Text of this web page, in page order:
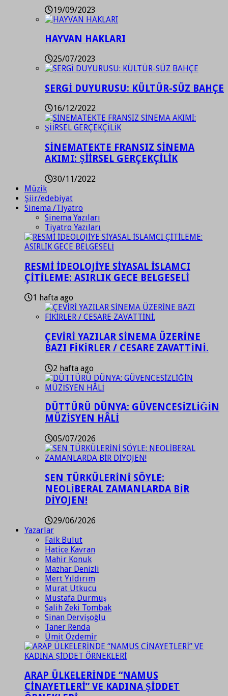
19/09/2023
HAYVAN HAKLARI
25/07/2023
SERGİ DUYURUSU: KÜLTÜR-SÜZ BAHÇE
16/12/2022
SİNEMATEKTE FRANSIZ SİNEMA
AKIMI: ŞİİRSEL GERÇEKÇİLİK
30/11/2022
Müzik
Şiir/edebiyat
Sinema /Tiyatro
Sinema Yazıları
Tiyatro Yazıları
RESMİ İDEOLOJİYE SİYASAL İSLAMCI
ÇİTİLEME: ASIRLIK GECE BELGESELİ
1 hafta ago
ÇEVİRİ YAZILAR SİNEMA ÜZERİNE
BAZI FİKİRLER / CESARE ZAVATTİNİ.
2 hafta ago
DÜTTÜRÜ DÜNYA: GÜVENCESİZLİĞİN
MÜZİSYEN HÂLİ
05/07/2026
SEN TÜRKÜLERİNİ SÖYLE:
NEOLİBERAL ZAMANLARDA BİR
DİYOJEN!
29/06/2026
Yazarlar
Faik Bulut
Hatice Kavran
Mahir Konuk
Mazhar Denizli
Mert Yıldırım
Murat Utkucu
Mustafa Durmuş
Salih Zeki Tombak
Sinan Dervişoğlu
Taner Renda
Ümit Özdemir
ARAP ÜLKELERİNDE “NAMUS
CİNAYETLERİ” VE KADINA ŞİDDET